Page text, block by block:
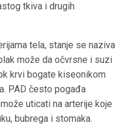
tkiva i drugih
tela, stanje se naziva
može da očvrsne i suzi
krvi bogate kiseonikom
PAD često pogađa
uticati na arterije koje
bubrega i stomaka.